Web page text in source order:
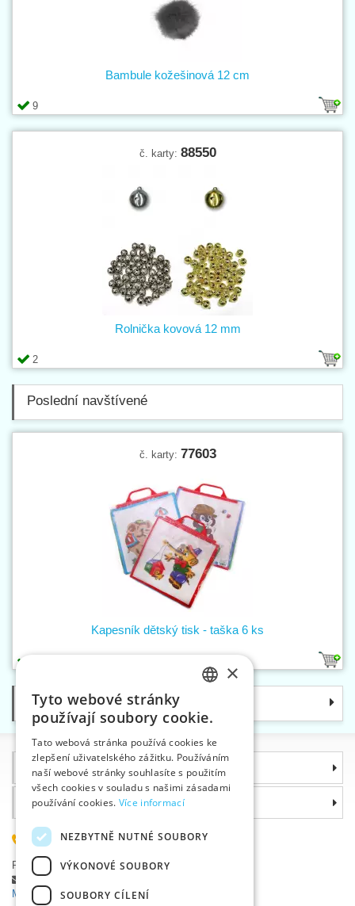
9
Bambule kožešinová 12 cm
č. karty: 88550
2
Rolnička kovová 12 mm
Poslední navštívené
č. karty: 77603
Kapesník dětský tisk - taška 6 ks
Kategorie
Informace
Proč si zvolit právě nás
585 051 217
Plzeňská 868, 783 91 Uničov, Česká republika
Položit dotaz
Máte problémy s přihlášením ?
ENGLISH
GERMAN
×
Tyto webové stránky
používají soubory cookie.
Tato webová stránka používá cookies ke
zlepšení uživatelského zážitku. Používáním
naší webové stránky souhlasíte s použitím
všech cookies v souladu s našimi zásadami
používání cookies. Více informací
NEZBYTNĚ NUTNÉ SOUBORY
VÝKONOVÉ SOUBORY
SOUBORY CÍLENÍ